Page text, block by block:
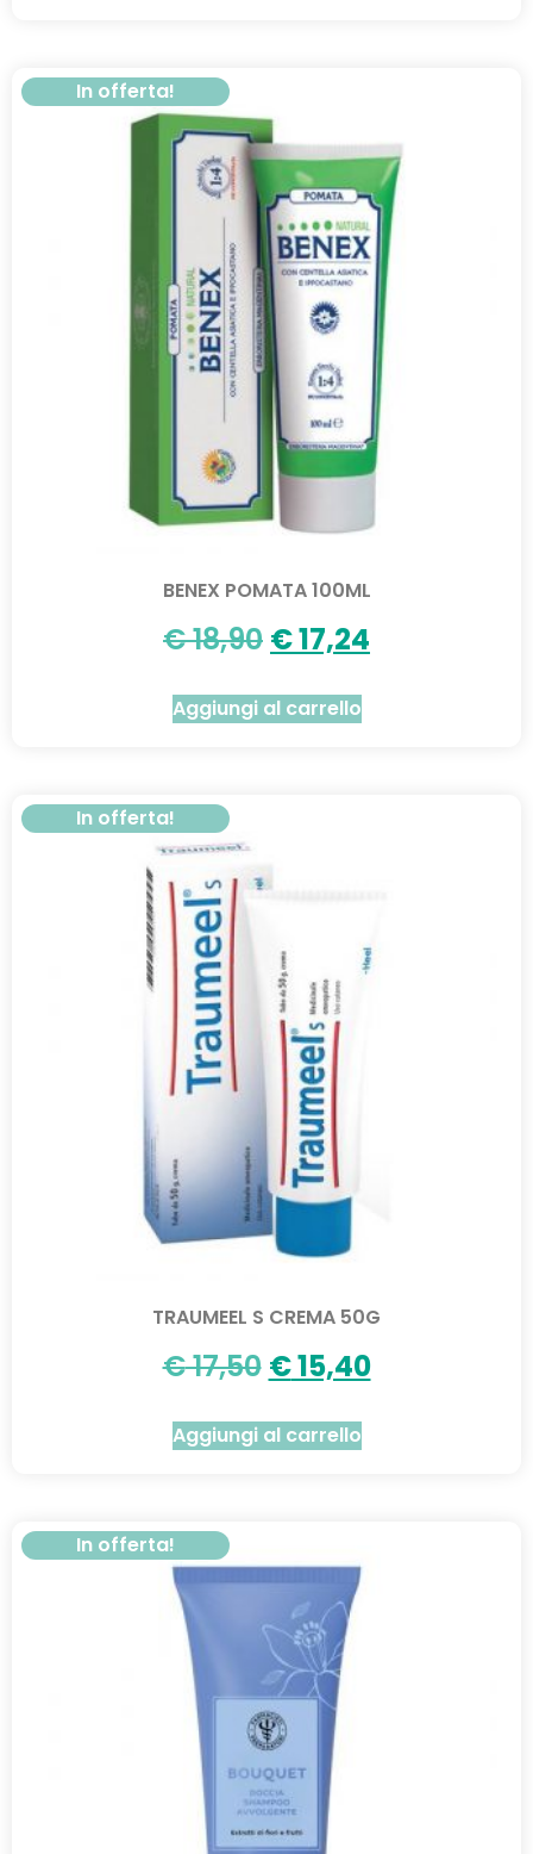
In offerta!
BENEX POMATA 100ML
€18,90 €17,24
Aggiungi al carrello
In offerta!
TRAUMEEL S CREMA 50G
€17,50 €15,40
Aggiungi al carrello
In offerta!